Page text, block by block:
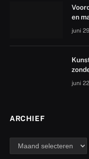
en
juni
juni
ARCHIEF
archief